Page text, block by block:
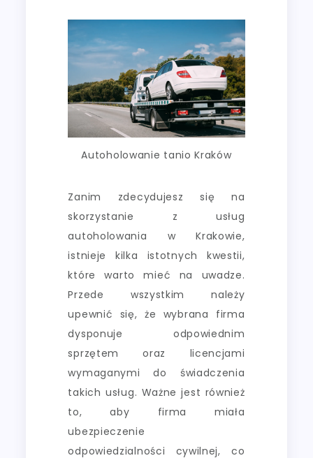
Autoholowanie tanio Kraków
Zanim zdecydujesz się na
skorzystanie z usług
autoholowania w Krakowie,
istnieje kilka istotnych kwestii,
które warto mieć na uwadze.
Przede wszystkim należy
upewnić się, że wybrana firma
dysponuje odpowiednim
sprzętem oraz licencjami
wymaganymi do świadczenia
takich usług. Ważne jest również
to, aby firma miała
ubezpieczenie
odpowiedzialności cywilnej, co